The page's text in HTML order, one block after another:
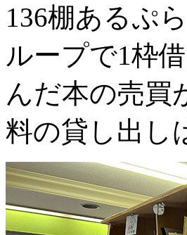
136棚あるぷ
ループで1枠
んだ本の売買
料の貸し出し